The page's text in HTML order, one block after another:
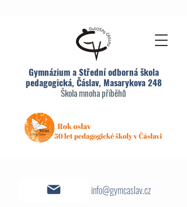
Gymnázium a Střední odborná škola
pedagogická, Čáslav, Masarykova 248
Škola mnoha příběhů
info@gymcaslav.cz